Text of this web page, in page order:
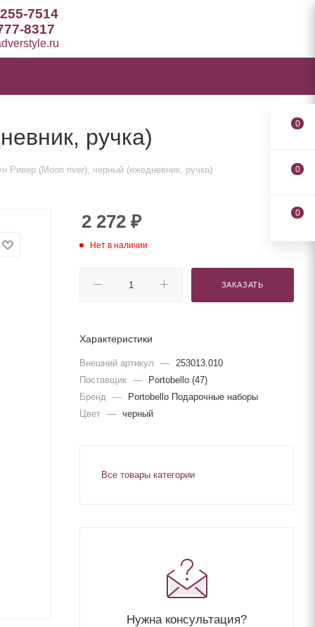
7514
8317
ручка)
Ривер (Moon river), черный (ежедневник, ручка)
2 272 ₽
Нет в наличии
ЗАКАЗАТЬ
Характеристики
Внешний артикул —
253013.010
Поставщик —
Portobello (47)
Бренд
—
Portobello Подарочные наборы
Цвет — черный
Все товары категории
Нужна консультация?
0
0
0